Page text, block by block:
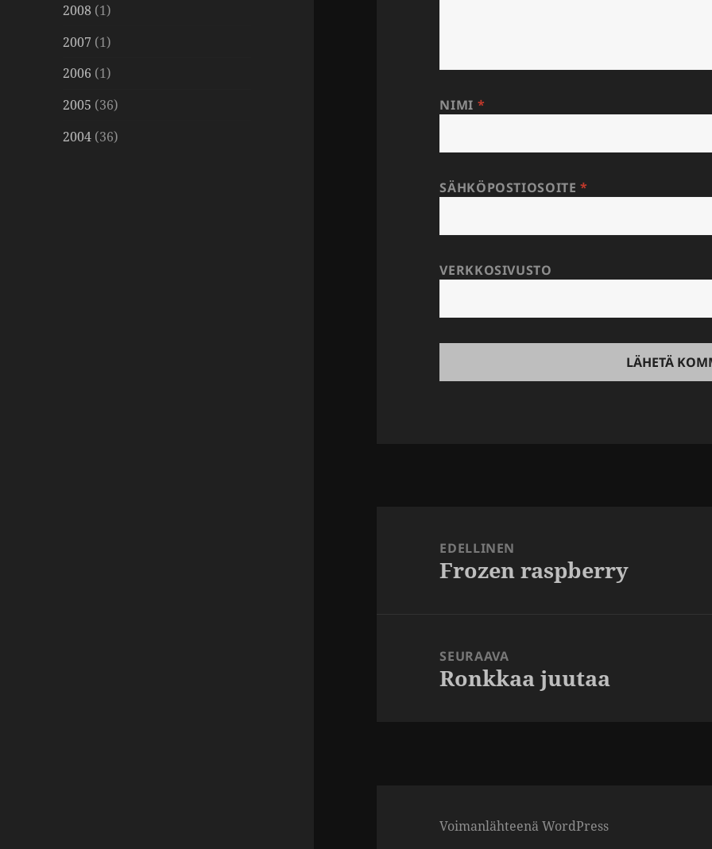
2008 (1)
2007 (1)
2006 (1)
2005 (36)
2004 (36)
NIMI *
SÄHKÖPOSTIOSOITE*
VERKKOSIVUSTO
EDELLINEN
Edellinen
Frozen raspberry
SEURAAVA
Seuraava
Ronkkaa juutaa
Voimanlähteenä WordPress